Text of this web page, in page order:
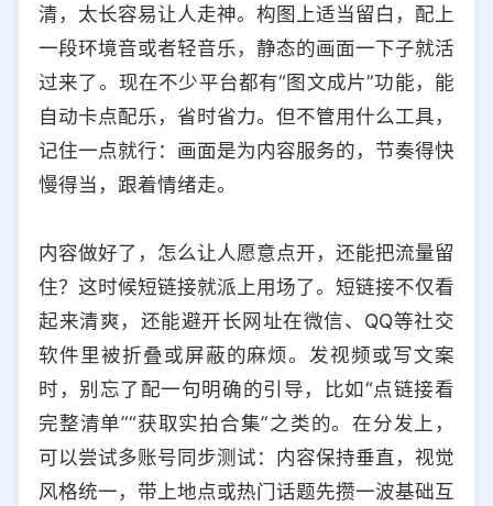
清，太长容易让人走神。构图上适当留白，配上
一段环境音或者轻音乐，静态的画面一下子就活
过来了。现在不少平台都有“图文成片”功能，能
自动卡点配乐，省时省力。但不管用什么工具，
记住一点就行：画面是为内容服务的，节奏得快
慢得当，跟着情绪走。
内容做好了，怎么让人愿意点开，还能把流量留
住？这时候短链接就派上用场了。短链接不仅看
起来清爽，还能避开长网址在微信、QQ等社交
软件里被折叠或屏蔽的麻烦。发视频或写文案
时，别忘了配一句明确的引导，比如“点链接看
完整清单”“获取实拍合集”之类的。在分发上，
可以尝试多账号同步测试：内容保持垂直，视觉
风格统一，带上地点或热门话题先攒一波基础互